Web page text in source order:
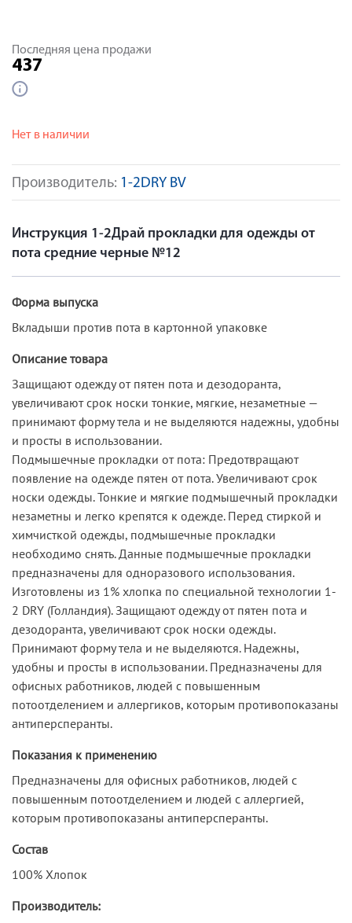
Производитель: 1-2DRY BV
Последняя цена продажи
437
Нет в наличии
Инструкция 1-2Драй прокладки для одежды от
пота средние черные №12
Форма выпуска
Вкладыши против пота в картонной упаковке
Описание товара
Защищают одежду от пятен пота и дезодоранта,
увеличивают срок носки тонкие, мягкие, незаметные —
принимают форму тела и не выделяются надежны, удобны
и просты в использовании.
Подмышечные прокладки от пота: Предотвращают
появление на одежде пятен от пота. Увеличивают срок
носки одежды. Тонкие и мягкие подмышечный прокладки
незаметны и легко крепятся к одежде. Перед стиркой и
химчисткой одежды, подмышечные прокладки
необходимо снять. Данные подмышечные прокладки
предназначены для одноразового использования.
Изготовлены из 1% хлопка по специальной технологии 1-
2 DRY (Голландия). Защищают одежду от пятен пота и
дезодоранта, увеличивают срок носки одежды.
Принимают форму тела и не выделяются. Надежны,
удобны и просты в использовании. Предназначены для
офисных работников, людей с повышенным
потоотделением и аллергиков, которым противопоказаны
антиперсперанты.
Показания к применению
Предназначены для офисных работников, людей с
повышенным потоотделением и людей с аллергией,
которым противопоказаны антиперсперанты.
Состав
100% Хлопок
Производитель: